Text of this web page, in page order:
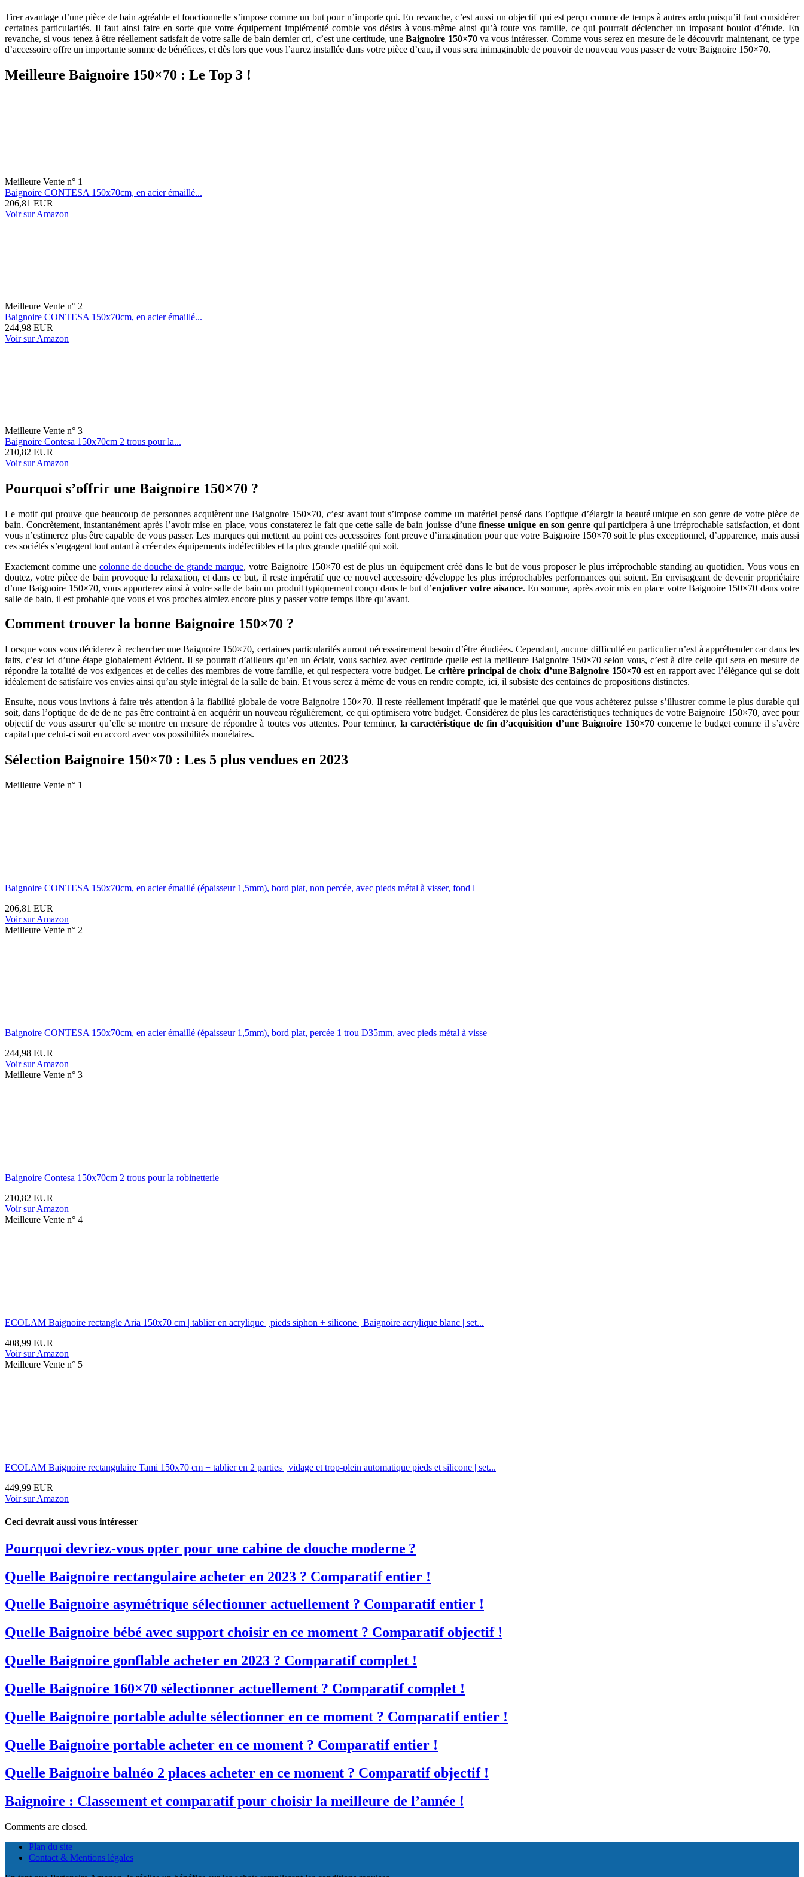
Tirer avantage d’une pièce de bain agréable et fonctionnelle s’impose comme un but pour n’importe qui. En revanche, c’est aussi un objectif qui est perçu comme de temps à autres ardu puisqu’il faut considérer
certaines particularités. Il faut ainsi faire en sorte que votre équipement implémenté comble vos désirs à vous-même ainsi qu’à toute vos famille, ce qui pourrait déclencher un imposant boulot d’étude. En
revanche, si vous tenez à être réellement satisfait de votre salle de bain dernier cri, c’est une certitude, uneBaignoire 150×70va vous intéresser. Comme vous serez en mesure de le découvrir maintenant, ce type
d’accessoire offre un importante somme de bénéfices, et dès lors que vous l’aurez installée dans votre pièce d’eau, il vous sera inimaginable de pouvoir de nouveau vous passer de votre Baignoire 150×70.
Meilleure Baignoire 150×70 : Le Top 3 !
Meilleure Vente n° 1
Baignoire CONTESA 150x70cm, en acier émaillé...
206,81 EUR
Voir sur Amazon
Meilleure Vente n° 2
Baignoire CONTESA 150x70cm, en acier émaillé...
244,98 EUR
Voir sur Amazon
Meilleure Vente n° 3
Baignoire Contesa 150x70cm 2 trous pour la...
210,82 EUR
Voir sur Amazon
Pourquoi s’offrir une Baignoire 150×70 ?
Le motif qui prouve que beaucoup de personnes acquièrent une Baignoire 150×70, c’est avant tout s’impose comme un matériel pensé dans l’optique d’élargir la beauté unique en son genre de votre pièce de
bain. Concrètement, instantanément après l’avoir mise en place, vous constaterez le fait que cette salle de bain jouisse d’unefinesse unique en son genrequi participera à une irréprochable satisfaction, et dont
vous n’estimerez plus être capable de vous passer. Les marques qui mettent au point ces accessoires font preuve d’imagination pour que votre Baignoire 150×70 soit le plus exceptionnel, d’apparence, mais aussi
ces sociétés s’engagent tout autant à créer des équipements indéfectibles et la plus grande qualité qui soit.
Exactement comme unecolonne de douche de grande marque, votre Baignoire 150×70 est de plus un équipement créé dans le but de vous proposer le plus irréprochable standing au quotidien. Vous vous en
doutez, votre pièce de bain provoque la relaxation, et dans ce but, il reste impératif que ce nouvel accessoire développe les plus irréprochables performances qui soient. En envisageant de devenir propriétaire
d’une Baignoire 150×70, vous apporterez ainsi à votre salle de bain un produit typiquement conçu dans le but d’enjoliver votre aisance. En somme, après avoir mis en place votre Baignoire 150×70 dans votre
salle de bain, il est probable que vous et vos proches aimiez encore plus y passer votre temps libre qu’avant.
Comment trouver la bonne Baignoire 150×70 ?
Lorsque vous vous déciderez à rechercher une Baignoire 150×70, certaines particularités auront nécessairement besoin d’être étudiées. Cependant, aucune difficulté en particulier n’est à appréhender car dans les
faits, c’est ici d’une étape globalement évident. Il se pourrait d’ailleurs qu’en un éclair, vous sachiez avec certitude quelle est la meilleure Baignoire 150×70 selon vous, c’est à dire celle qui sera en mesure de
répondre la totalité de vos exigences et de celles des membres de votre famille, et qui respectera votre budget.Le critère principal de choix d’une Baignoire 150×70est en rapport avec l’élégance qui se doit
idéalement de satisfaire vos envies ainsi qu’au style intégral de la salle de bain. Et vous serez à même de vous en rendre compte, ici, il subsiste des centaines de propositions distinctes.
Ensuite, nous vous invitons à faire très attention à la fiabilité globale de votre Baignoire 150×70. Il reste réellement impératif que le matériel que que vous achèterez puisse s’illustrer comme le plus durable qui
soit, dans l’optique de de de ne pas être contraint à en acquérir un nouveau régulièrement, ce qui optimisera votre budget. Considérez de plus les caractéristiques techniques de votre Baignoire 150×70, avec pour
objectif de vous assurer qu’elle se montre en mesure de répondre à toutes vos attentes. Pour terminer, la caractéristique de fin d’acquisition d’une Baignoire 150×70concerne le budget comme il s’avère
capital que celui-ci soit en accord avec vos possibilités monétaires.
Sélection Baignoire 150×70 : Les 5 plus vendues en 2023
Meilleure Vente n° 1
Baignoire CONTESA 150x70cm, en acier émaillé (épaisseur 1,5mm), bord plat, non percée, avec pieds métal à visser, fond l
206,81 EUR
Voir sur Amazon
Meilleure Vente n° 2
Baignoire CONTESA 150x70cm, en acier émaillé (épaisseur 1,5mm), bord plat, percée 1 trou D35mm, avec pieds métal à visse
244,98 EUR
Voir sur Amazon
Meilleure Vente n° 3
Baignoire Contesa 150x70cm 2 trous pour la robinetterie
210,82 EUR
Voir sur Amazon
Meilleure Vente n° 4
ECOLAM Baignoire rectangle Aria 150x70 cm | tablier en acrylique | pieds siphon + silicone | Baignoire acrylique blanc | set...
408,99 EUR
Voir sur Amazon
Meilleure Vente n° 5
ECOLAM Baignoire rectangulaire Tami 150x70 cm + tablier en 2 parties | vidage et trop-plein automatique pieds et silicone | set...
449,99 EUR
Voir sur Amazon
Ceci devrait aussi vous intéresser
Pourquoi devriez-vous opter pour une cabine de douche moderne ?
Quelle Baignoire rectangulaire acheter en 2023 ? Comparatif entier !
Quelle Baignoire asymétrique sélectionner actuellement ? Comparatif entier !
Quelle Baignoire bébé avec support choisir en ce moment ? Comparatif objectif !
Quelle Baignoire gonflable acheter en 2023 ? Comparatif complet !
Quelle Baignoire 160×70 sélectionner actuellement ? Comparatif complet !
Quelle Baignoire portable adulte sélectionner en ce moment ? Comparatif entier !
Quelle Baignoire portable acheter en ce moment ? Comparatif entier !
Quelle Baignoire balnéo 2 places acheter en ce moment ? Comparatif objectif !
Baignoire : Classement et comparatif pour choisir la meilleure de l’année !
Comments are closed.
Plan du site
Contact & Mentions légales